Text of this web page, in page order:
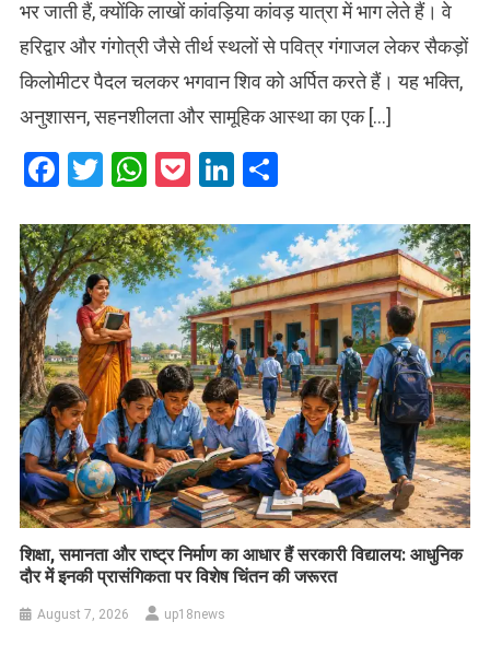
भर जाती हैं, क्योंकि लाखों कांवड़िया कांवड़ यात्रा में भाग लेते हैं। वे
हरिद्वार और गंगोत्री जैसे तीर्थ स्थलों से पवित्र गंगाजल लेकर सैकड़ों
किलोमीटर पैदल चलकर भगवान शिव को अर्पित करते हैं। यह भक्ति,
अनुशासन, सहनशीलता और सामूहिक आस्था का एक […]
Facebook
Twitter
WhatsApp
PocketLinkedIn
शिक्षा, समानता और राष्ट्र निर्माण का आधार हैं सरकारी विद्यालय: आधुनिक
दौर में इनकी प्रासंगिकता पर विशेष चिंतन की जरूरत
August 7, 2026 up18news